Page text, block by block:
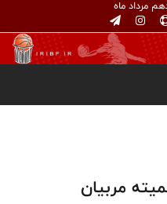
مرداد ماه
مربیان